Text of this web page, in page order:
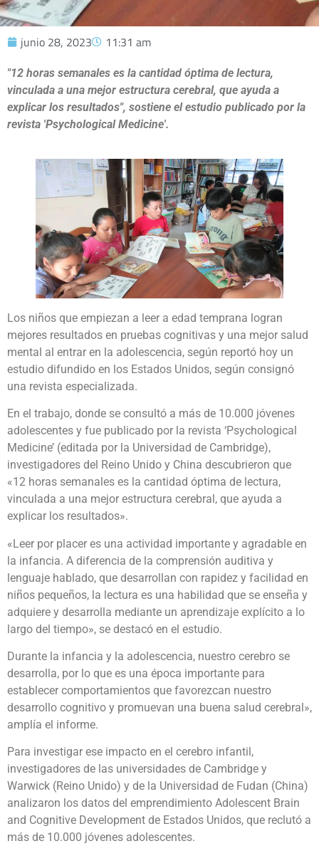
junio 28, 2023 11:31 am
"12 horas semanales es la cantidad óptima de lectura,
vinculada a una mejor estructura cerebral, que ayuda a
explicar los resultados", sostiene el estudio publicado por la
revista 'Psychological Medicine'.
Los niños que empiezan a leer a edad temprana logran
mejores resultados en pruebas cognitivas y una mejor salud
mental al entrar en la adolescencia, según reportó hoy un
estudio difundido en los Estados Unidos, según consignó
una revista especializada.
En el trabajo, donde se consultó a más de 10.000 jóvenes
adolescentes y fue publicado por la revista ‘Psychological
Medicine’ (editada por la Universidad de Cambridge),
investigadores del Reino Unido y China descubrieron que
«12 horas semanales es la cantidad óptima de lectura,
vinculada a una mejor estructura cerebral, que ayuda a
explicar los resultados».
«Leer por placer es una actividad importante y agradable en
la infancia. A diferencia de la comprensión auditiva y
lenguaje hablado, que desarrollan con rapidez y facilidad en
niños pequeños, la lectura es una habilidad que se enseña y
adquiere y desarrolla mediante un aprendizaje explícito a lo
largo del tiempo», se destacó en el estudio.
Durante la infancia y la adolescencia, nuestro cerebro se
desarrolla, por lo que es una época importante para
establecer comportamientos que favorezcan nuestro
desarrollo cognitivo y promuevan una buena salud cerebral»,
amplía el informe.
Para investigar ese impacto en el cerebro infantil,
investigadores de las universidades de Cambridge y
Warwick (Reino Unido) y de la Universidad de Fudan (China)
analizaron los datos del emprendimiento Adolescent Brain
and Cognitive Development de Estados Unidos, que reclutó a
más de 10.000 jóvenes adolescentes.